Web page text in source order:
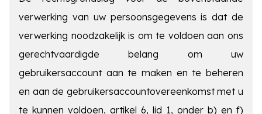
verwerking van uw persoonsgegevens is dat de
verwerking noodzakelijk is om te voldoen aan ons
gerechtvaardigde belang om uw
gebruikersaccount aan te maken en te beheren
en aan de gebruikersaccountovereenkomst met u
te kunnen voldoen, artikel 6, lid 1, onder b) en f)